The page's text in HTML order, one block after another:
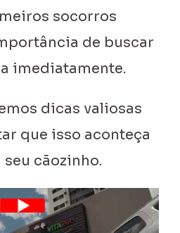
socorros
de buscar
imediatamente.
dicas valiosas
que isso aconteça
cãozinho.